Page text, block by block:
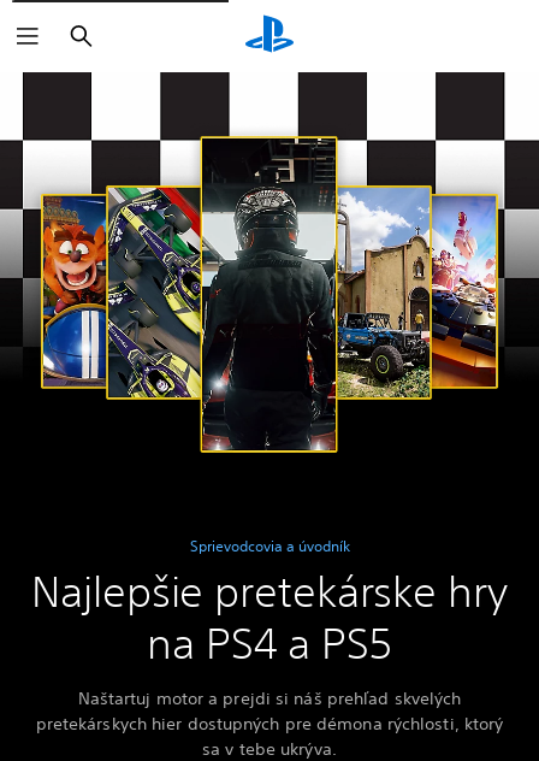
Vyhľadať
Sprievodcovia a úvodník
Najlepšie pretekárske hry
na PS4 a PS5
Naštartuj motor a prejdi si náš prehľad skvelých
pretekárskych hier dostupných pre démona rýchlosti, ktorý
sa v tebe ukrýva.